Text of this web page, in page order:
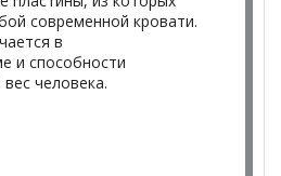
современной кровати.
в
и способности
человека.